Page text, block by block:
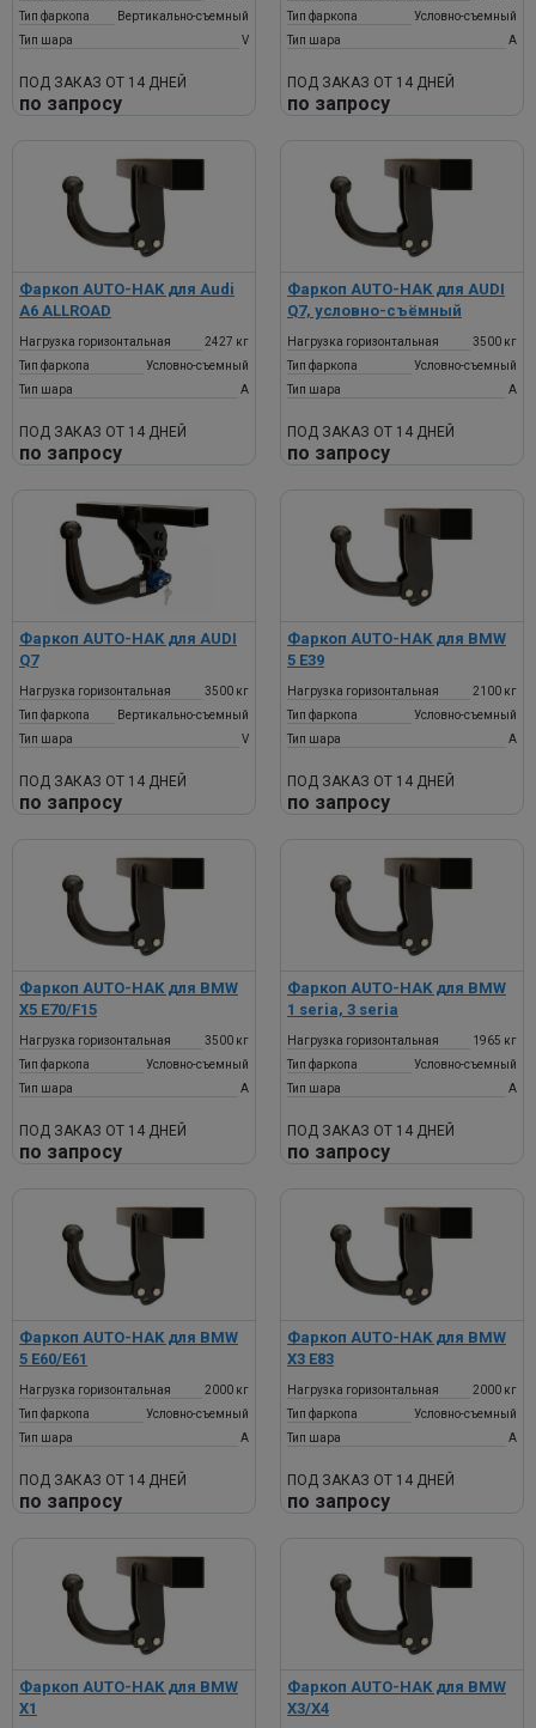
Тип фаркопа
Вертикально-съемный
Тип шара
V
ПОД ЗАКАЗ ОТ 14 ДНЕЙ
по запросу
Тип фаркопа
Условно-съемный
Тип шара
A
ПОД ЗАКАЗ ОТ 14 ДНЕЙ
по запросу
Фаркоп AUTO-HAK для Audi
A6 ALLROAD
Нагрузка горизонтальная
2427 кг
Тип фаркопа
Условно-съемный
Тип шара
A
ПОД ЗАКАЗ ОТ 14 ДНЕЙ
по запросу
Фаркоп AUTO-HAK для AUDI
Q7, условно-съёмный
Нагрузка горизонтальная
3500 кг
Тип фаркопа
Условно-съемный
Тип шара
A
ПОД ЗАКАЗ ОТ 14 ДНЕЙ
по запросу
Фаркоп AUTO-HAK для AUDI
Q7
Нагрузка горизонтальная
3500 кг
Тип фаркопа
Вертикально-съемный
Тип шара
V
ПОД ЗАКАЗ ОТ 14 ДНЕЙ
по запросу
Фаркоп AUTO-HAK для BMW
5 E39
Нагрузка горизонтальная
2100 кг
Тип фаркопа
Условно-съемный
Тип шара
A
ПОД ЗАКАЗ ОТ 14 ДНЕЙ
по запросу
Фаркоп AUTO-HAK для BMW
X5 E70/F15
Нагрузка горизонтальная
3500 кг
Тип фаркопа
Условно-съемный
Тип шара
A
ПОД ЗАКАЗ ОТ 14 ДНЕЙ
по запросу
Фаркоп AUTO-HAK для BMW
1 seria, 3 seria
Нагрузка горизонтальная
1965 кг
Тип фаркопа
Условно-съемный
Тип шара
A
ПОД ЗАКАЗ ОТ 14 ДНЕЙ
по запросу
Фаркоп AUTO-HAK для BMW
5 E60/E61
Нагрузка горизонтальная
2000 кг
Тип фаркопа
Условно-съемный
Тип шара
A
ПОД ЗАКАЗ ОТ 14 ДНЕЙ
по запросу
Фаркоп AUTO-HAK для BMW
X3 E83
Нагрузка горизонтальная
2000 кг
Тип фаркопа
Условно-съемный
Тип шара
A
ПОД ЗАКАЗ ОТ 14 ДНЕЙ
по запросу
Фаркоп AUTO-HAK для BMW
X1
Фаркоп AUTO-HAK для BMW
X3/X4